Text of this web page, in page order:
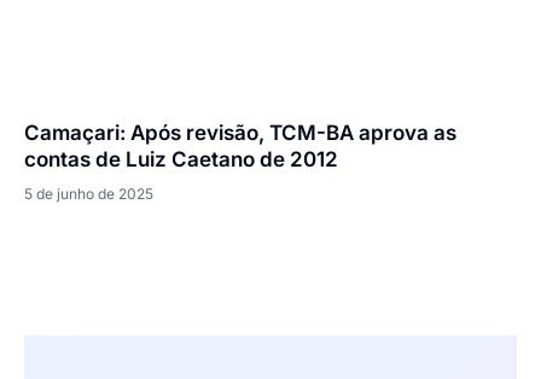
Camaçari: Após revisão, TCM-BA aprova as
contas de Luiz Caetano de 2012
5 de junho de 2025